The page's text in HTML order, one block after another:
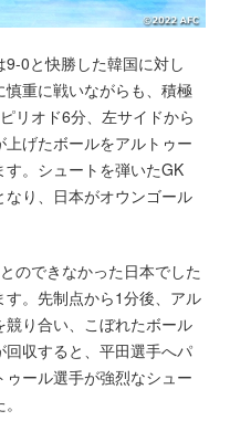
0と快勝した韓国に対し
重に戦いながらも、積極
リオド6分、左サイドから
げたボールをアルトゥー
。シュートを弾いたGK
り、日本がオウンゴール
のできなかった日本でした
。先制点から1分後、アル
競り合い、こぼれたボール
収すると、平田選手へパ
ール選手が強烈なシュー